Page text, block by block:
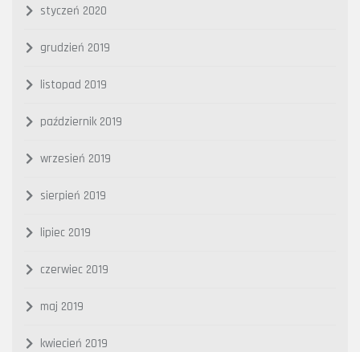
styczeń 2020
grudzień 2019
listopad 2019
październik 2019
wrzesień 2019
sierpień 2019
lipiec 2019
czerwiec 2019
maj 2019
kwiecień 2019